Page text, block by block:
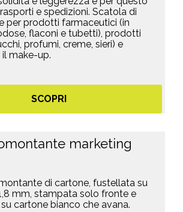
e spedizioni. Scatola di
per prodotti farmaceutici (in
flaconi e tubetti), prodotti
profumi, creme, sieri) e
make-up.
SCOPRI
di cartone, fustellata su
mm, stampata solo fronte e
cartone bianco che avana.